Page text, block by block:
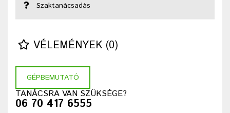
Szaktanácsadás
VÉLEMÉNYEK (0)
GÉPBEMUTATÓ
TANÁCSRA VAN SZÜKSÉGE?
06 70 417 6555